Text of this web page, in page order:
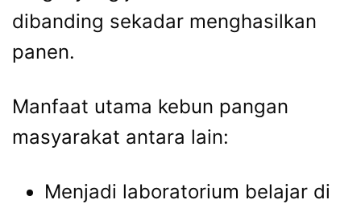
dibanding sekadar menghasilkan
panen.
Manfaat utama kebun pangan
masyarakat antara lain:
Menjadi laboratorium belajar di